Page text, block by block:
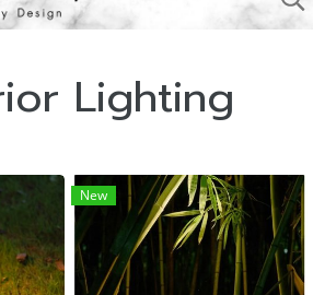
Lighting
New